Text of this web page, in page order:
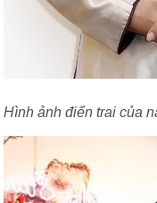
Hình ảnh điển trai của